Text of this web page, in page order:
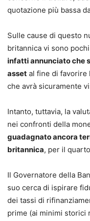
quotazione più bassa
Sulle cause di questo
britannica vi sono
infatti annunciato che
asset al fine di favorire
che avrà sicuramente
Intanto, tuttavia, la
nei confronti della
guadagnato ancora
britannica, per il
Il Governatore della
suo cerca di ispirare
dei tassi di
prime (ai minimi storici